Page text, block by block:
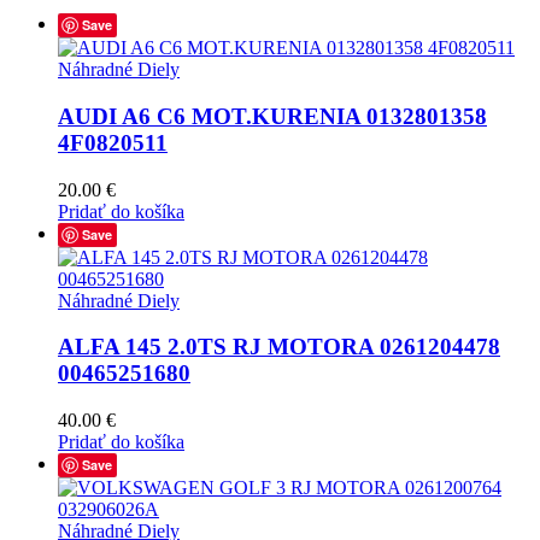
Save
Náhradné Diely
AUDI A6 C6 MOT.KURENIA 0132801358
4F0820511
20.00 €
Pridať do košíka
Save
Náhradné Diely
ALFA 145 2.0TS RJ MOTORA 0261204478
00465251680
40.00 €
Pridať do košíka
Save
Náhradné Diely